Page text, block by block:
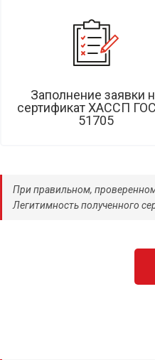
Заполнение заявки
сертификат ХАССП
51705
При правильном,
Легитимность полученного